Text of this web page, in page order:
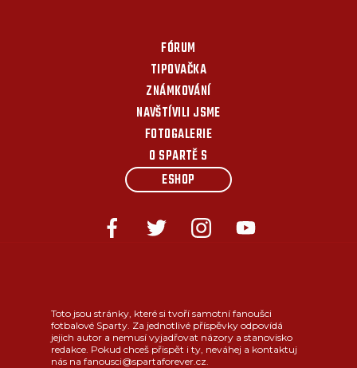
FÓRUM
TIPOVAČKA
ZNÁMKOVÁNÍ
NAVŠTÍVILI JSME
FOTOGALERIE
O SPARTĚ S
ESHOP
Toto jsou stránky, které si tvoří samotní fanoušci
fotbalové Sparty. Za jednotlivé příspěvky odpovídá
jejich autor a nemusí vyjadřovat názory a stanovisko
redakce. Pokud chceš přispět i ty, neváhej a kontaktuj
nás na fanousci@spartaforever.cz.